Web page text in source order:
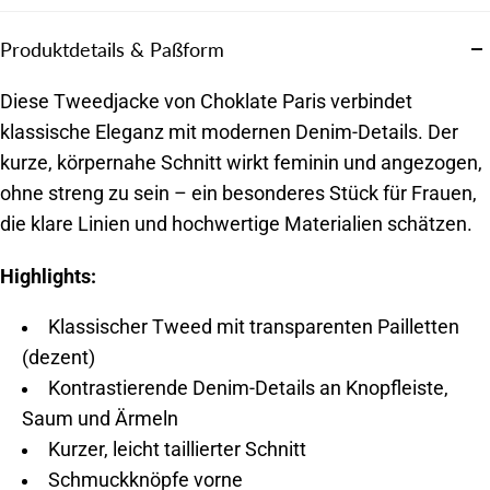
Produktdetails & Paßform
Diese Tweedjacke von Choklate Paris verbindet
klassische Eleganz mit modernen Denim-Details. Der
kurze, körpernahe Schnitt wirkt feminin und angezogen,
ohne streng zu sein – ein besonderes Stück für Frauen,
die klare Linien und hochwertige Materialien schätzen.
Highlights:
Klassischer Tweed mit transparenten Pailletten
(dezent)
Kontrastierende Denim-Details an Knopfleiste,
Saum und Ärmeln
Kurzer, leicht taillierter Schnitt
Schmuckknöpfe vorne